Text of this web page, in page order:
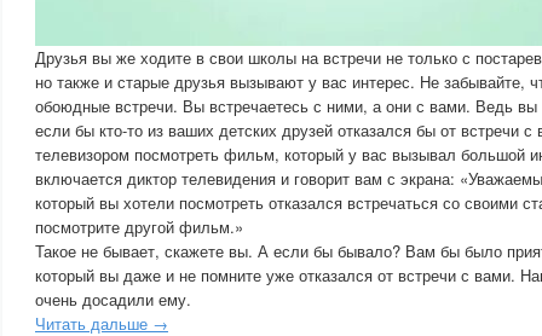
Друзья вы же ходите в свои школы на встречи не только с
но также и старые друзья вызывают у вас интерес. Не забывайте,
обоюдные встречи. Вы встречаетесь с ними, а они с вами. Ведь
если бы кто-то из ваших детских друзей отказался бы от встречи
телевизором посмотреть фильм, который у вас вызывал большой
включается диктор телевидения и говорит вам с экрана:
который вы хотели посмотреть отказался встречаться со своими
посмотрите другой фильм.»
Такое не бывает, скажете вы. А если бы бывало? Вам бы было
который вы даже и не помните уже отказался от встречи с вами.
очень досадили ему.
Читать дальше →